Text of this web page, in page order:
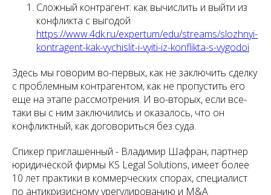
Сложный контрагент: как вычислить и выйти из
конфликта с выгодой
https://www.4dk.ru/expertum/edu/streams/slozhnyi-
kontragent-kak-vychislit-i-vyiti-iz-konflikta-s-vygodoi
Здесь мы говорим во-первых, как не заключить сделку
с проблемным контрагентом, как не пропустить его
еще на этапе рассмотрения. И во-вторых, если все-
таки вы с ним заключились и оказалось, что он
конфликтный, как договориться без суда.
Спикер приглашенный - Владимир Шафран, партнер
юридической фирмы KS Legal Solutions, имеет более
10 лет практики в коммерческих спорах, специалист
по антикризисному урегулированию и M&A